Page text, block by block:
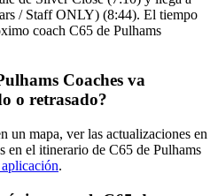
/ Staff ONLY) (8:44). El tiempo
coach C65 de Pulhams
Coaches va
o retrasado?
un mapa, ver las actualizaciones en
en el itinerario de C65 de Pulhams
.